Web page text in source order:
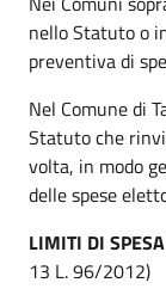
nello Statuto o
preventiva di
Nel Comune di
Statuto che
volta, in modo
delle spese
LIMITI DI SPESA
13 L. 96/2012)